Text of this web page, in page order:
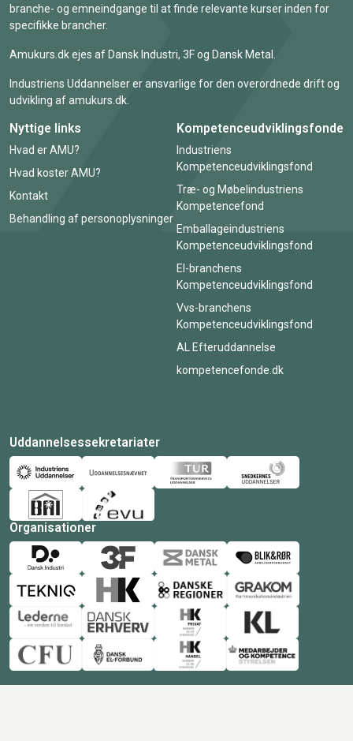
branche- og emneindgange til at finde relevante kurser inden for
specifikke brancher.
Amukurs.dk ejes af Dansk Industri, 3F og Dansk Metal.
Industriens Uddannelser er ansvarlige for den overordnede drift og
udvikling af amukurs.dk.
Nyttige links
Hvad er AMU?
Hvad koster AMU?
Kontakt
Behandling af personoplysninger
Kompetenceudviklingsfonde
Industriens
Kompetenceudviklingsfond
Træ- og Møbelindustriens
Kompetencefond
Emballageindustriens
Kompetenceudviklingsfond
El-branchens
Kompetenceudviklingsfond
Vvs-branchens
Kompetenceudviklingsfond
AL Efteruddannelse
kompetencefonde.dk
Uddannelsessekretariater
Organisationer